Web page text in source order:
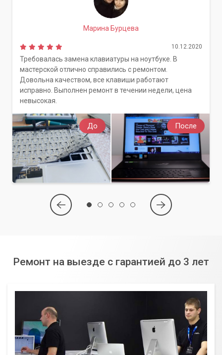
До После
Марина Бурцева
10.12.2020
Требовалась замена клавиатуры на ноутбуке. В
мастерской отлично справились с ремонтом.
Довольна качеством, все клавиши работают
исправно. Выполнен ремонт в течении недели, цена
невысокая.
Ремонт на выезде с гарантией до 3 лет